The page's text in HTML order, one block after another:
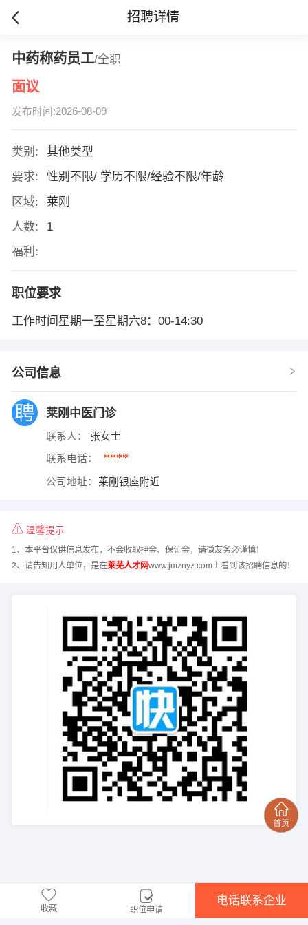
招聘详情
中药称药员工/全职
面议
发布时间:2026-08-09
类别:
其他类型
要求:
性别不限/ 学历不限/经验不限/年龄
区域:
莱刚
人数:
1
福利:
职位要求
工作时间星期一至星期六8：00-14:30
公司信息
莱刚中医门诊
联系人： 张女士
联系电话： ****
公司地址： 莱刚银座附近
温馨提示
1、本平台仅供信息发布，不会收取押金、保证金，请微友务必谨慎！
2、请告知用人单位，是在莱芜人才网www.jmznyz.com上看到该招聘信息的！
收藏 职位申请
电话联系企业